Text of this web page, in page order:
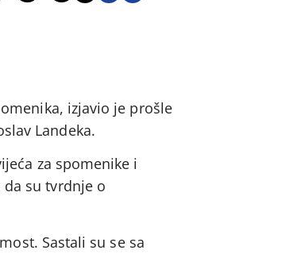
izjavio je prošle
Landeka.
za spomenike i
da su tvrdnje o
Sastali su se sa